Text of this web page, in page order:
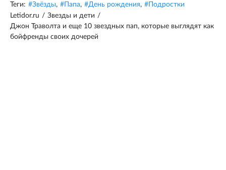
Теги: #Звёзды, # Папа, #День рождения, # Подростки
Letidor.ru / Звезды и дети /
Джон Траволта и еще 10 звездных пап, которые выглядят как
бойфренды своих дочерей